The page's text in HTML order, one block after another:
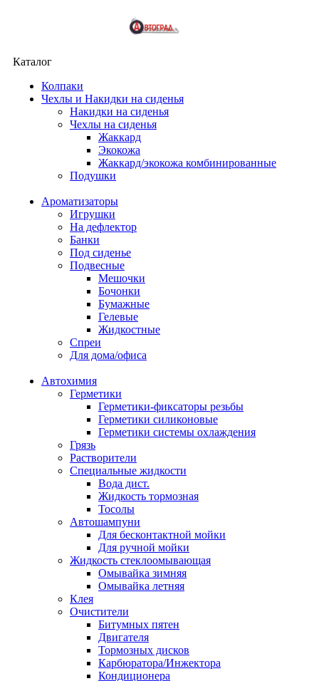
Каталог
Колпаки
Чехлы и Накидки на сиденья
Накидки на сиденья
Чехлы на сиденья
Жаккард
Экокожа
Жаккард/экокожа комбинированные
Подушки
Ароматизаторы
Игрушки
На дефлектор
Банки
Под сиденье
Подвесные
Мешочки
Бочонки
Бумажные
Гелевые
Жидкостные
Спреи
Для дома/офиса
Автохимия
Герметики
Герметики-фиксаторы резьбы
Герметики силиконовые
Герметики системы охлаждения
Грязь
Растворители
Специальные жидкости
Вода дист.
Жидкость тормозная
Тосолы
Автошампуни
Для бесконтактной мойки
Для ручной мойки
Жидкость стеклоомывающая
Омывайка зимняя
Омывайка летняя
Клея
Очистители
Битумных пятен
Двигателя
Тормозных дисков
Карбюратора/Инжектора
Кондиционера